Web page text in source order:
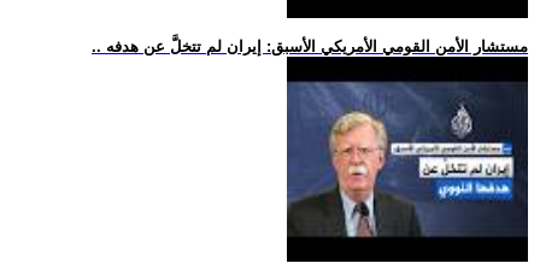
.. مستشار الأمن القومي الأمريكي الأسبق: إيران لم تتخلَّ عن هدفه